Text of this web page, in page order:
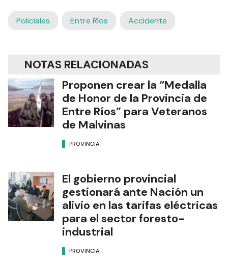
Policiales Entre Ríos Accidente
NOTAS RELACIONADAS
Proponen crear la “Medalla
de Honor de la Provincia de
Entre Ríos” para Veteranos
de Malvinas
PROVINCIA
El gobierno provincial
gestionará ante Nación un
alivio en las tarifas eléctricas
para el sector foresto-
industrial
PROVINCIA